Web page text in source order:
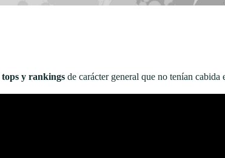
tops y rankings de carácter general que no tenían cabida